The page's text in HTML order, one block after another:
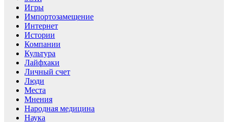
Игры
Импортозамещение
Интернет
Истории
Компании
Культура
Лайфхаки
Личный счет
Люди
Места
Мнения
Народная медицина
Наука